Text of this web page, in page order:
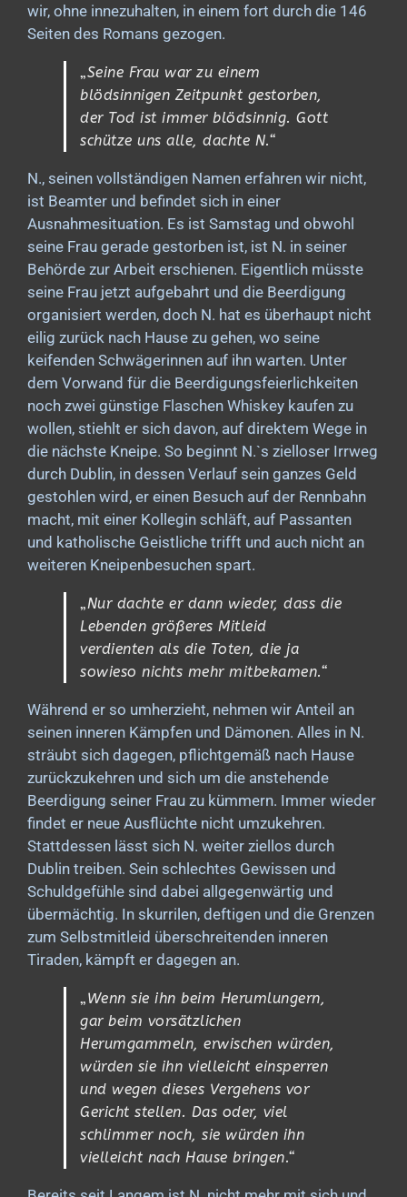
wir, ohne innezuhalten, in einem fort durch die 146
Seiten des Romans gezogen.
„Seine Frau war zu einem
blödsinnigen Zeitpunkt gestorben,
der Tod ist immer blödsinnig. Gott
schütze uns alle, dachte N.“
N., seinen vollständigen Namen erfahren wir nicht,
ist Beamter und befindet sich in einer
Ausnahmesituation. Es ist Samstag und obwohl
seine Frau gerade gestorben ist, ist N. in seiner
Behörde zur Arbeit erschienen. Eigentlich müsste
seine Frau jetzt aufgebahrt und die Beerdigung
organisiert werden, doch N. hat es überhaupt nicht
eilig zurück nach Hause zu gehen, wo seine
keifenden Schwägerinnen auf ihn warten. Unter
dem Vorwand für die Beerdigungsfeierlichkeiten
noch zwei günstige Flaschen Whiskey kaufen zu
wollen, stiehlt er sich davon, auf direktem Wege in
die nächste Kneipe. So beginnt N.`s zielloser Irrweg
durch Dublin, in dessen Verlauf sein ganzes Geld
gestohlen wird, er einen Besuch auf der Rennbahn
macht, mit einer Kollegin schläft, auf Passanten
und katholische Geistliche trifft und auch nicht an
weiteren Kneipenbesuchen spart.
„Nur dachte er dann wieder, dass die
Lebenden größeres Mitleid
verdienten als die Toten, die ja
sowieso nichts mehr mitbekamen.“
Während er so umherzieht, nehmen wir Anteil an
seinen inneren Kämpfen und Dämonen. Alles in N.
sträubt sich dagegen, pflichtgemäß nach Hause
zurückzukehren und sich um die anstehende
Beerdigung seiner Frau zu kümmern. Immer wieder
findet er neue Ausflüchte nicht umzukehren.
Stattdessen lässt sich N. weiter ziellos durch
Dublin treiben. Sein schlechtes Gewissen und
Schuldgefühle sind dabei allgegenwärtig und
übermächtig. In skurrilen, deftigen und die Grenzen
zum Selbstmitleid überschreitenden inneren
Tiraden, kämpft er dagegen an.
„Wenn sie ihn beim Herumlungern,
gar beim vorsätzlichen
Herumgammeln, erwischen würden,
würden sie ihn vielleicht einsperren
und wegen dieses Vergehens vor
Gericht stellen. Das oder, viel
schlimmer noch, sie würden ihn
vielleicht nach Hause bringen.“